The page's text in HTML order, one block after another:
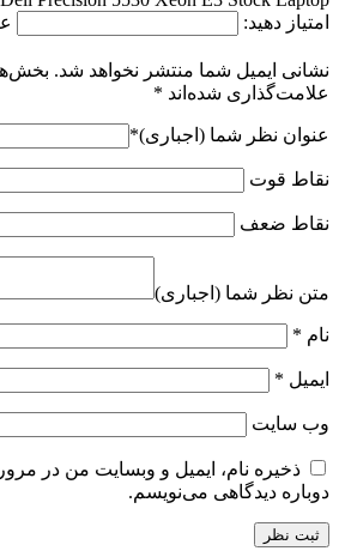
امتیاز دهید:
نشانی ایمیل شما منتشر نخواهد شد.
علامت‌گذاری شده‌اند *
عنوان نظر شما (اجباری)*
نقاط قوت
نقاط ضعف
متن نظر شما (اجباری)
نام *
ایمیل *
وب‌ سایت
ذخیره نام، ایمیل و وبسایت من در
دوباره دیدگاهی می‌نویسم.